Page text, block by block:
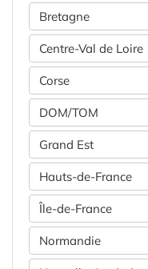
Bretagne
Centre-Val de Loire
Corse
DOM/TOM
Grand Est
Hauts-de-France
Île-de-France
Normandie